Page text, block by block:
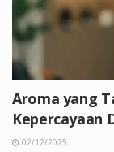
Aroma yang
Kepercayaan
02/12/2025